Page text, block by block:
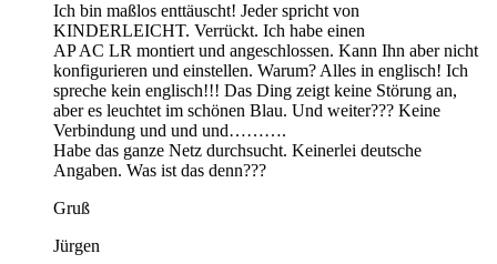
Ich bin maßlos enttäuscht! Jeder spricht von
KINDERLEICHT. Verrückt. Ich habe einen
AP AC LR montiert und angeschlossen. Kann Ihn aber nicht
konfigurieren und einstellen. Warum? Alles in englisch! Ich
spreche kein englisch!!! Das Ding zeigt keine Störung an,
aber es leuchtet im schönen Blau. Und weiter??? Keine
Verbindung und und und……….
Habe das ganze Netz durchsucht. Keinerlei deutsche
Angaben. Was ist das denn???
Gruß
Jürgen